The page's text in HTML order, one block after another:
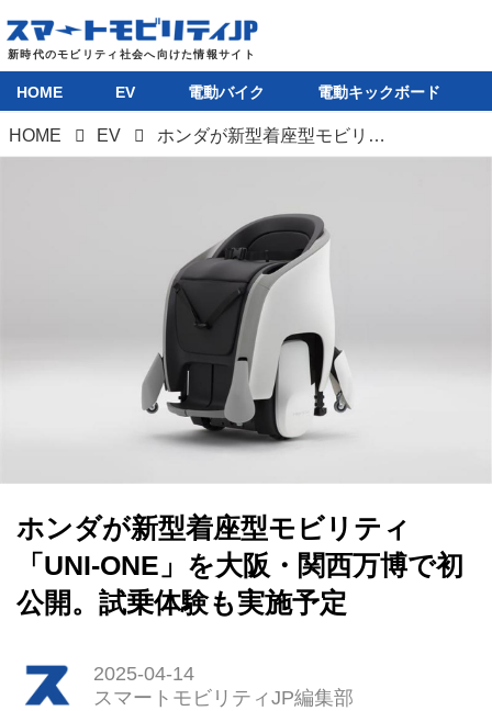
HOME
HOME EV 電動バイク 電動キックボード
HOME EV ホンダが新型着座型モビリティ「UNI-ONE」を大阪・関西万博で初公開。試乗体験も実施予定
ホンダが新型着座型モビリティ
「UNI-ONE」を大阪・関西万博で初
公開。試乗体験も実施予定
2025-04-14
スマートモビリティJP編集部